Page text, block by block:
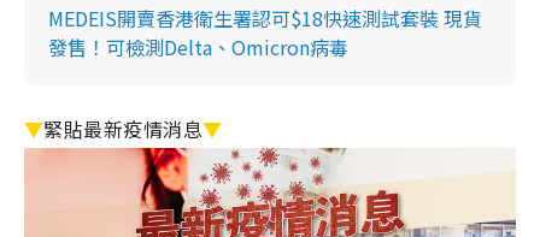
MEDEIS開賣香港衛生署認可$18快速測試套裝 現貨
發售！可檢測Delta、Omicron病毒
▼緊貼最新疫情消息▼